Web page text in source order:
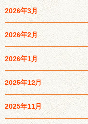
2026年3月
2026年2月
2026年1月
2025年12月
2025年11月